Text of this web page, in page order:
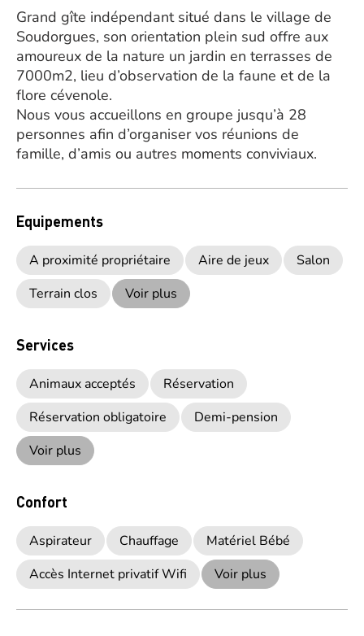
Grand gîte indépendant situé dans le village de
Soudorgues, son orientation plein sud offre aux
amoureux de la nature un jardin en terrasses de
7000m2, lieu d’observation de la faune et de la
flore cévenole.
Nous vous accueillons en groupe jusqu’à 28
personnes afin d’organiser vos réunions de
famille, d’amis ou autres moments conviviaux.
Equipements
A proximité propriétaire Aire de jeux
Salon
Terrain clos
Voir plus
Services
Animaux acceptés
Réservation
Réservation obligatoire
Demi-pension
Voir plus
Confort
Aspirateur Chauffage
Matériel Bébé
Accès Internet privatif Wifi
Voir plus